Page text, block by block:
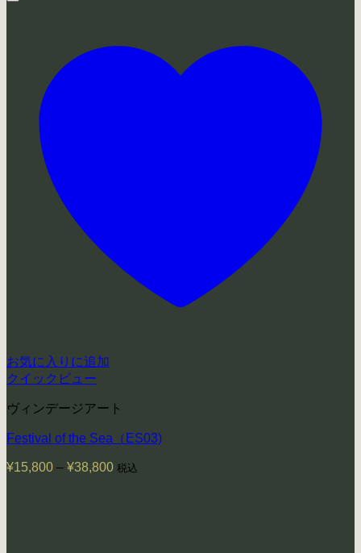
お気に入りに追加
クイックビュー
ヴィンデージアート
Festival of the Sea（ES03)
¥15,800 – ¥38,800価
税込